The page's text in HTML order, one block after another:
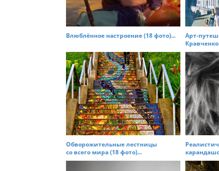
g
a
o
n
Влюблённое настроение (18 фото)...
Арт-
Обворожительные лестницы
со всего мира (18 фото)...